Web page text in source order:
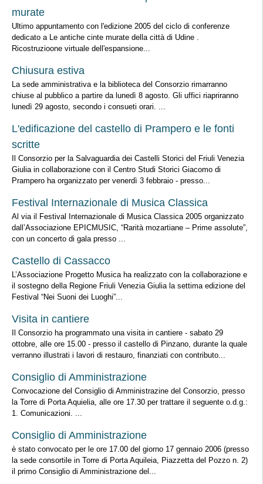
murate
Ultimo appuntamento con l'edizione 2005 del ciclo di conferenze
dedicato a Le antiche cinte murate della città di Udine .
Ricostruzioone virtuale dell'espansione...
Chiusura estiva
La sede amministrativa e la biblioteca del Consorzio rimarranno
chiuse al pubblico a partire da lunedì 8 agosto. Gli uffici riapriranno
lunedì 29 agosto, secondo i consueti orari. ...
L'edificazione del castello di Prampero e le fonti
scritte
Il Consorzio per la Salvaguardia dei Castelli Storici del Friuli Venezia
Giulia in collaborazione con il Centro Studi Storici Giacomo di
Prampero ha organizzato per venerdì 3 febbraio - presso...
Festival Internazionale di Musica Classica
Al via il Festival Internazionale di Musica Classica 2005 organizzato
dall’Associazione EPICMUSIC, “Rarità mozartiane – Prime assolute”,
con un concerto di gala presso ...
Castello di Cassacco
L’Associazione Progetto Musica ha realizzato con la collaborazione e
il sostegno della Regione Friuli Venezia Giulia la settima edizione del
Festival “Nei Suoni dei Luoghi”...
Visita in cantiere
Il Consorzio ha programmato una visita in cantiere - sabato 29
ottobre, alle ore 15.00 - presso il castello di Pinzano, durante la quale
verranno illustrati i lavori di restauro, finanziati con contributo...
Consiglio di Amministrazione
Convocazione del Consiglio di Amministrazine del Consorzio, presso
la Torre di Porta Aquielia, alle ore 17.30 per trattare il seguente o.d.g.:
1. Comunicazioni. ...
Consiglio di Amministrazione
è stato convocato per le ore 17.00 del giorno 17 gennaio 2006 (presso
la sede consortile in Torre di Porta Aquileia, Piazzetta del Pozzo n. 2)
il primo Consiglio di Amministrazione del...